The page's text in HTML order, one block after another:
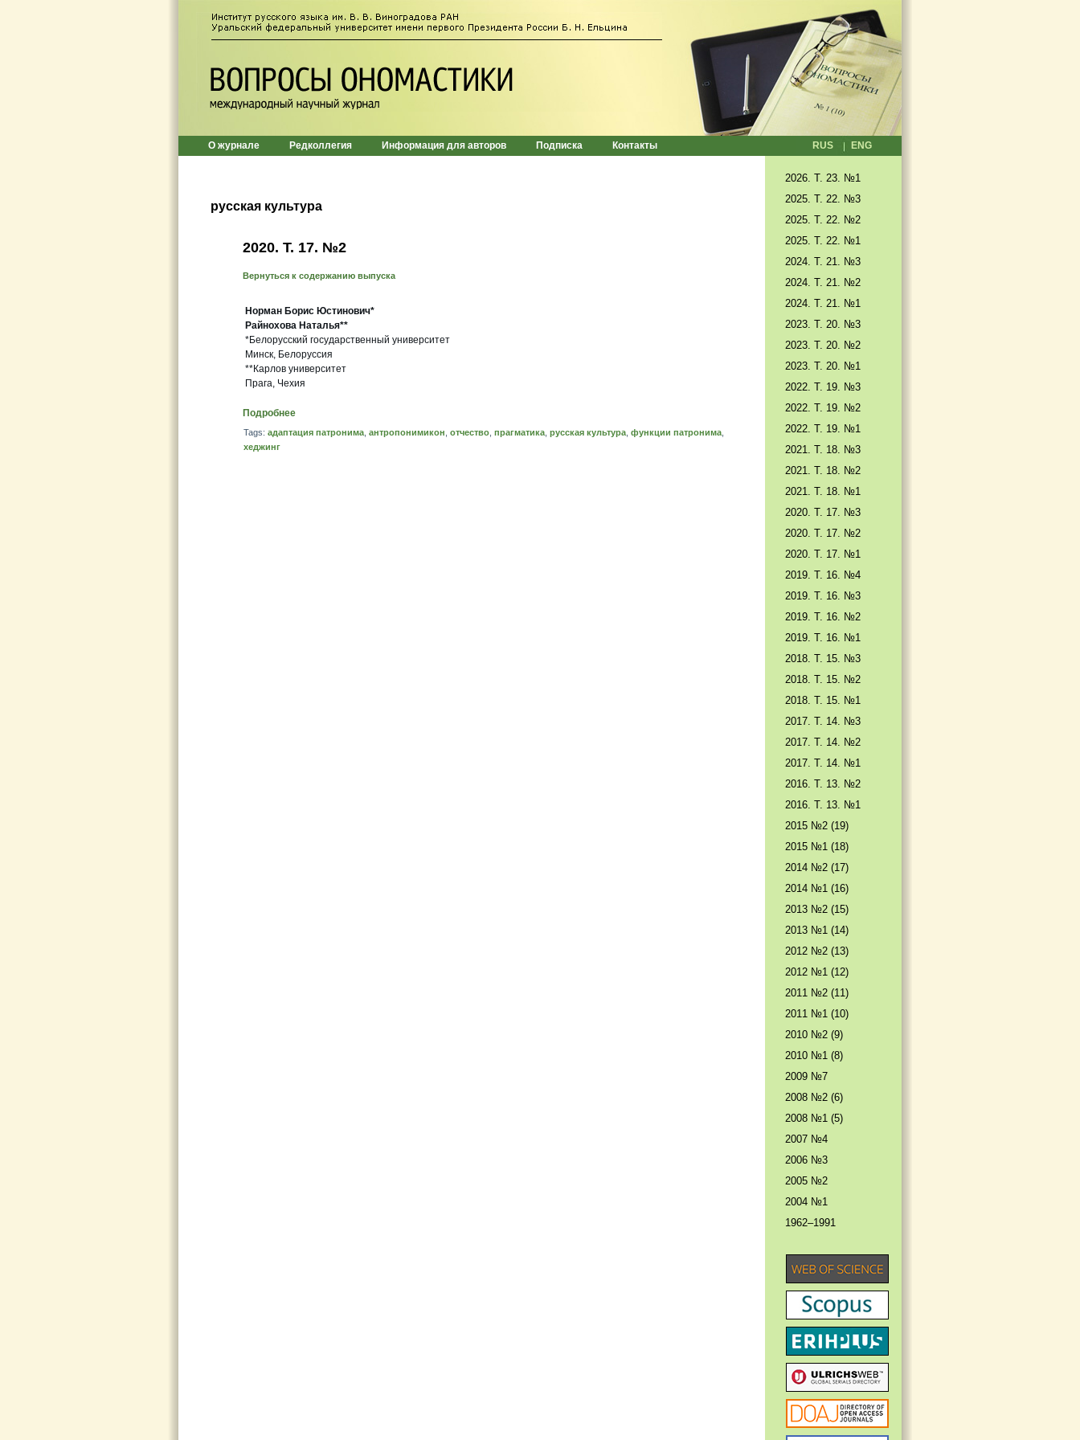
О журнале Редколлегия Информация для авторов Подписка Контакты RUS ENG
русская культура
2020. Т. 17. №2
Вернуться к содержанию выпуска
Норман Борис Юстинович*
Райнохова Наталья**
*Белорусский государственный университет
Минск, Белоруссия
**Карлов университет
Прага, Чехия
Подробнее
Tags: адаптация патронима антропонимикон отчество прагматика русская культура функции патронима
хеджинг
2026. T. 23. №1
2025. T. 22. №3
2025. Т. 22. №2
2025. Т. 22. №1
2024. Т. 21. №3
2024. Т. 21. №2
2024. Т. 21. №1
2023. Т. 20. №3
2023. Т. 20. №2
2023. Т. 20. №1
2022. Т. 19. №3
2022. Т. 19. №2
2022. Т. 19. №1
2021. Т. 18. №3
2021. Т. 18. №2
2021. Т. 18. №1
2020. Т. 17. №3
2020. Т. 17. №2
2020. Т. 17. №1
2019. Т. 16. №4
2019. Т. 16. №3
2019. Т. 16. №2
2019. Т. 16. №1
2018. Т. 15. №3
2018. Т. 15. №2
2018. Т. 15. №1
2017. T. 14. №3
2017. T. 14. №2
2017. T. 14. №1
2016. T. 13. №2
2016. T. 13. №1
2015 №2 (19)
2015 №1 (18)
2014 №2 (17)
2014 №1 (16)
2013 №2 (15)
2013 №1 (14)
2012 №2 (13)
2012 №1 (12)
2011 №2 (11)
2011 №1 (10)
2010 №2 (9)
2010 №1 (8)
2009 №7
2008 №2 (6)
2008 №1 (5)
2007 №4
2006 №3
2005 №2
2004 №1
1962–1991